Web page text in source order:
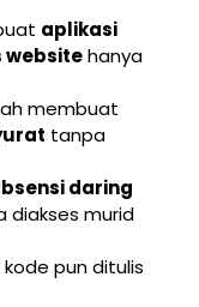
aplikasi
websitehanya
membuat
tanpa
daring
diakses murid
pun ditulis